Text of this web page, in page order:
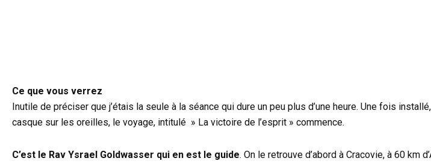
Ce que vous verrez
Inutile de préciser que j’étais la seule à la séance qui dure un peu plus d’une heure. Une fois
casque sur les oreilles, le voyage, intitulé » La victoire de l’esprit » commence.
C’est le Rav Ysrael Goldwasser qui en est le guide. On le retrouve d’abord à Cracovie, à 60 km